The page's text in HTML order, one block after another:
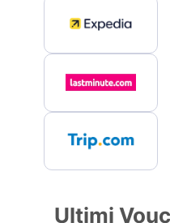
Ultimi